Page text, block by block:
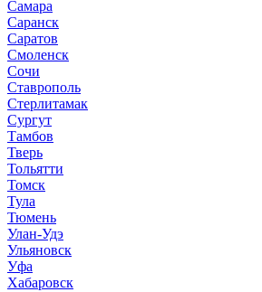
Самара
Саранск
Саратов
Смоленск
Сочи
Ставрополь
Стерлитамак
Сургут
Тамбов
Тверь
Тольятти
Томск
Тула
Тюмень
Улан-Удэ
Ульяновск
Уфа
Хабаровск